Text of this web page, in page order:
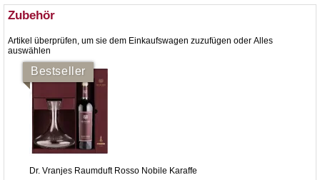
Zubehör
Artikel überprüfen, um sie dem Einkaufswagen zuzufügen oder Alles
auswählen
Bestseller
Dr. Vranjes Raumduft Rosso Nobile Karaffe